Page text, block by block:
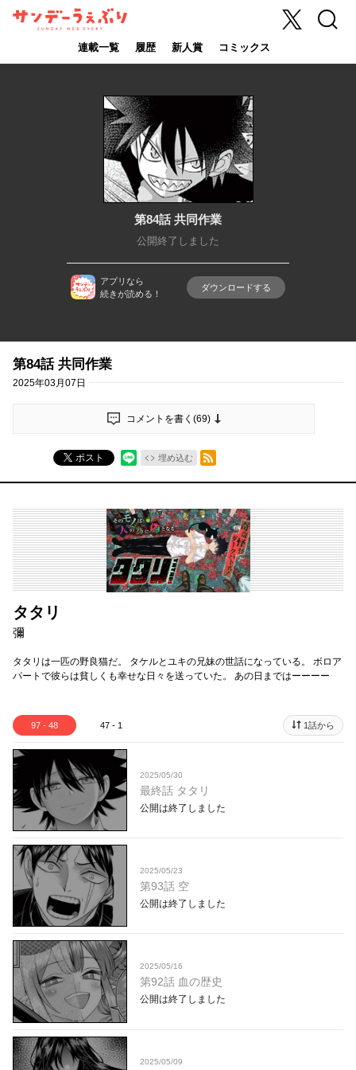
サンデーうぇ
連載一覧 履歴 新人賞 コミックス
X 検索
第84話 共同作業
公開終了しました
アプリなら
続きが読める！
ダウンロードする
第84話 共同作業
2025年03月07日
コメントを書く(69)
ポスト 埋め込む
RSSフィード
タタリ
彌
タタリは一匹の野良猫だ。 タケルとユキの兄妹の世話になっている。 ボロア
パートで彼らは貧しくも幸せな日々を送っていた。 あの日まではーーーー
97 - 48 47 - 1 1話から
2025/05/30
最終話 タタリ
公開は終了しました
2025/05/23
第93話 空
公開は終了しました
2025/05/16
第92話 血の歴史
公開は終了しました
2025/05/09